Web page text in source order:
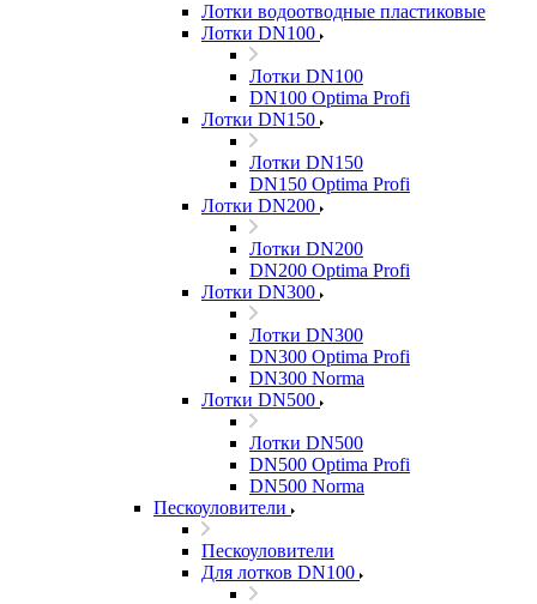
Лотки водоотводные пластиковые
Лотки DN100
Лотки DN100
DN100 Optima Profi
Лотки DN150
Лотки DN150
DN150 Optima Profi
Лотки DN200
Лотки DN200
DN200 Optima Profi
Лотки DN300
Лотки DN300
DN300 Optima Profi
DN300 Norma
Лотки DN500
Лотки DN500
DN500 Optima Profi
DN500 Norma
Пескоуловители
Пескоуловители
Для лотков DN100